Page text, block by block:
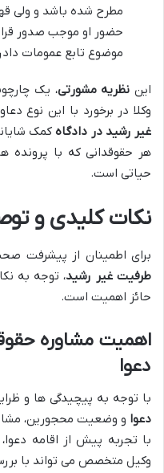
مطرح شده باشد و ولی
حضور او موجب صدور
موضوع تابع عمومات
این نظریه مشورتی، یک
وکلا در برخورد با این نوع
غیر رشید در دادگاهکمک
هر حقوقدانی که با پرونده
حیاتی است.
نکات کلیدی و
برای اطمینان از پیشرفت
طرفیت غیر رشید، توجه به
حائز اهمیت است.
اهمیت مشاوره
دعوا
با توجه به پیچیدگی ها و
دعوا و وضعیت محجورین،
با تجربه پیش از اقامه
وکیل متخصص می تواند با